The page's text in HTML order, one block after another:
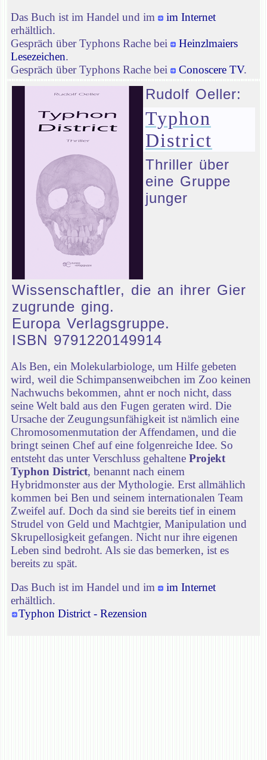
Das Buch ist im Handel und im
im Internet
erhältlich.
Gespräch über Typhons Rache bei
Heinzlmaiers
Lesezeichen.
Gespräch über Typhons Rache bei
Conoscere TV.
Rudolf Oeller:
Typhon
District
Thriller über
eine Gruppe
junger
Wissenschaftler, die an ihrer Gier
zugrunde ging.
Europa Verlagsgruppe.
ISBN 9791220149914
Als Ben, ein Molekularbiologe, um Hilfe gebeten
wird, weil die Schimpansenweibchen im Zoo keinen
Nachwuchs bekommen, ahnt er noch nicht, dass
seine Welt bald aus den Fugen geraten wird. Die
Ursache der Zeugungsunfähigkeit ist nämlich eine
Chromosomenmutation der Affendamen, und die
bringt seinen Chef auf eine folgenreiche Idee. So
entsteht das unter Verschluss gehaltene Projekt
Typhon District, benannt nach einem
Hybridmonster aus der Mythologie. Erst allmählich
kommen bei Ben und seinem internationalen Team
Zweifel auf. Doch da sind sie bereits tief in einem
Strudel von Geld und Machtgier, Manipulation und
Skrupellosigkeit gefangen. Nicht nur ihre eigenen
Leben sind bedroht. Als sie das bemerken, ist es
bereits zu spät.
Das Buch ist im Handel und im
im Internet
erhältlich.
Typhon District - Rezension